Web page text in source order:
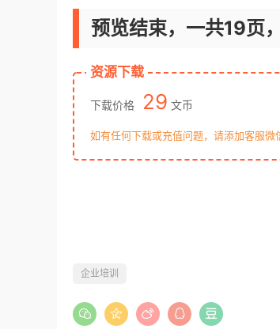
预览结束，一共19页
资源下载
下载价格 29 文币
如有任何下载或充值问题，请添加客服
企业培训